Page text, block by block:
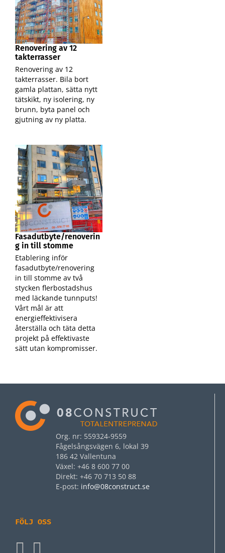
Renovering av 12
takterrasser
Renovering av 12
takterrasser. Bila bort
gamla plattan, sätta nytt
tätskikt, ny isolering, ny
brunn, byta panel och
gjutning av ny platta.
Fasadutbyte/renoverin
g in till stomme
Etablering inför
fasadutbyte/renovering
in till stomme av två
stycken flerbostadshus
med läckande tunnputs!
Vårt mål är att
energieffektivisera
återställa och täta detta
projekt på effektivaste
sätt utan kompromisser.
Org. nr: 559324-9559
Fågelsångsvägen 6, lokal 39
186 42 Vallentuna
Växel: +46 8 600 77 00
Direkt: +46 70 713 50 88
E‑post: info@08construct.se
FÖLJ OSS